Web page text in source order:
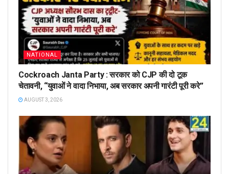
NATIONAL
Cockroach Janta Party : सरकार को CJP की दो टूक
चेतावनी, “युवाओं ने वादा निभाया, अब सरकार अपनी गारंटी पूरी करे”
AUGUST 3, 2026